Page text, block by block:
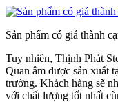
Sản phẩm có giá thành
Tuy nhiên, Thịnh Phát
Quan âm được sản xuất
trường. Khách hàng sẽ
với chất lượng tốt nhất